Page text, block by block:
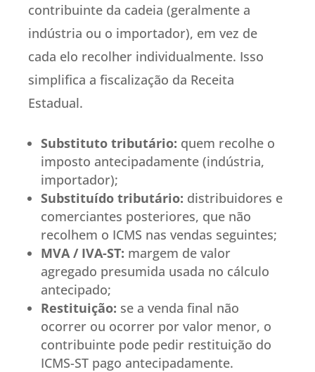
contribuinte da cadeia (geralmente a
indústria ou o importador), em vez de
cada elo recolher individualmente. Isso
simplifica a fiscalização da Receita
Estadual.
Substituto tributário: quem recolhe o
imposto antecipadamente (indústria,
importador);
Substituído tributário: distribuidores e
comerciantes posteriores, que não
recolhem o ICMS nas vendas seguintes;
MVA / IVA-ST: margem de valor
agregado presumida usada no cálculo
antecipado;
Restituição: se a venda final não
ocorrer ou ocorrer por valor menor, o
contribuinte pode pedir restituição do
ICMS-ST pago antecipadamente.